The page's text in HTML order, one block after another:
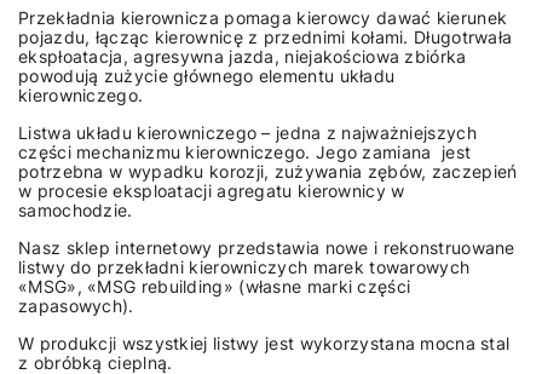
Przekładnia kierownicza pomaga kierowcy dawać kierunek
pojazdu, łącząc kierownicę z przednimi kołami. Długotrwała
ekspłoatacja, agresywna jazda, niejakościowa zbiórka
powodują zużycie głównego elementu układu
kierowniczego.
Listwa układu kierowniczego – jedna z najważniejszych
części mechanizmu kierowniczego. Jego zamiana jest
potrzebna w wypadku korozji, zużywania zębów, zaczepień
w procesie eksploatacji agregatu kierownicy w
samochodzie.
Nasz sklep internetowy przedstawia nowe i rekonstruowane
listwy do przekładni kierowniczych marek towarowych
«MSG», «MSG rebuilding» (własne marki części
zapasowych).
W produkcji wszystkiej listwy jest wykorzystana mocna stal
z obróbką cieplną.